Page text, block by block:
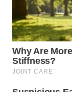
CIREBON
WN
INDRAMAYU
WN